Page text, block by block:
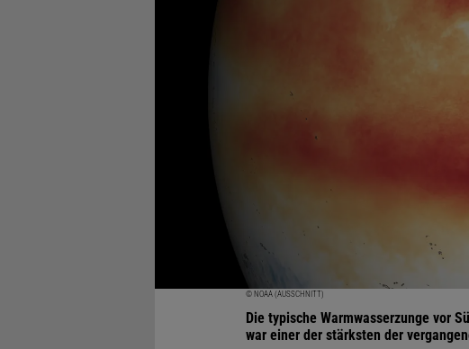
© NOAA (AUSSCHNITT)
Die typische Warmwasserzunge vor
war einer der stärksten der